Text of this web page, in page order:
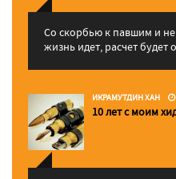
Со скорбью к павшим и
жизнь идет, расчет будет
ИКРАМУТДИН ХАН
10 лет с моим